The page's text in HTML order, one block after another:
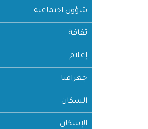
شؤون اجتماعية
ثقافة
إعلام
جغرافيا
السكان
الإسكان